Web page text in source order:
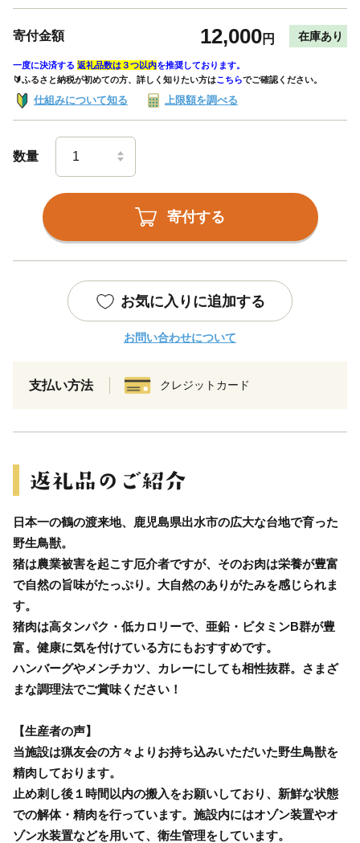
寄付金額 12,000円 在庫あり
一度に決済する 返礼品数は３つ以内を推奨しております。
🔰ふるさと納税が初めての方、詳しく知りたい方はこちらでご確認ください。
仕組みについて知る 上限額を調べる
数量
寄付する
お気に入りに追加する
お問い合わせについて
支払い方法 クレジットカード
日本一の鶴の渡来地、鹿児島県出水市の広大な台地で育った
野生鳥獣。
猪は農業被害を起こす厄介者ですが、そのお肉は栄養が豊富
で自然の旨味がたっぷり。大自然のありがたみを感じられま
す。
猪肉は高タンパク・低カロリーで、亜鉛・ビタミンB群が豊
富。健康に気を付けている方にもおすすめです。
ハンバーグやメンチカツ、カレーにしても相性抜群。さまざ
まな調理法でご賞味ください！
【生産者の声】
当施設は猟友会の方々よりお持ち込みいただいた野生鳥獣を
精肉しております。
止め刺し後１時間以内の搬入をお願いしており、新鮮な状態
での解体・精肉を行っています。施設内にはオゾン装置やオ
ゾン水装置などを用いて、衛生管理をしています。